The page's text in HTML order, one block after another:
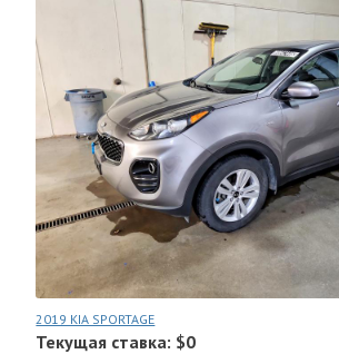
2019 KIA SPORTAGE
Текущая ставка: $0